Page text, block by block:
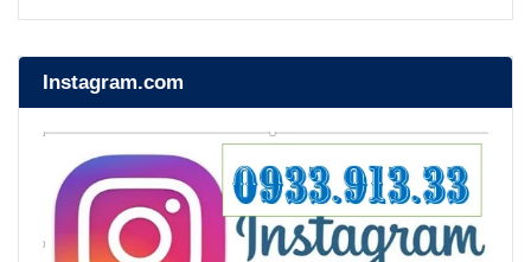
Instagram.com